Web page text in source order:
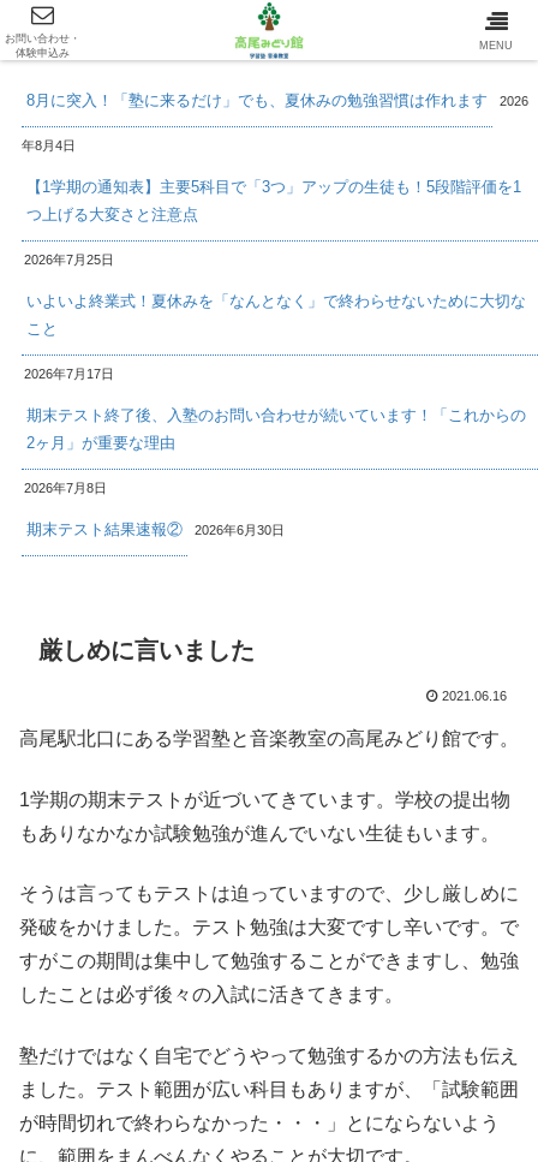
最新情報/INFOMATION
8月に突入！「塾に来るだけ」でも、夏休みの勉強習慣は作れます 2026
年8月4日
【1学期の通知表】主要5科目で「3つ」アップの生徒も！5段階評価を1
つ上げる大変さと注意点
2026年7月25日
いよいよ終業式！夏休みを「なんとなく」で終わらせないために大切な
こと
2026年7月17日
期末テスト終了後、入塾のお問い合わせが続いています！「これからの
2ヶ月」が重要な理由
2026年7月8日
期末テスト結果速報② 2026年6月30日
厳しめに言いました
2021.06.16
高尾駅北口にある学習塾と音楽教室の高尾みどり館です。
1学期の期末テストが近づいてきています。学校の提出物
もありなかなか試験勉強が進んでいない生徒もいます。
そうは言ってもテストは迫っていますので、少し厳しめに
発破をかけました。テスト勉強は大変ですし辛いです。で
すがこの期間は集中して勉強することができますし、勉強
したことは必ず後々の入試に活きてきます。
塾だけではなく自宅でどうやって勉強するかの方法も伝え
ました。テスト範囲が広い科目もありますが、「試験範囲
が時間切れで終わらなかった・・・」とにならないよう
に、範囲をまんべんなくやることが大切です。
お問い合わせ・
体験申込み
MENU